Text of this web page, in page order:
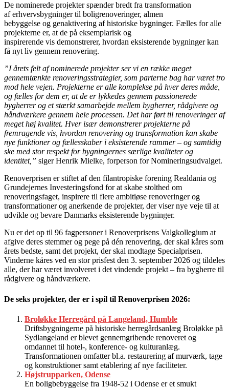
De nominerede projekter spænder bredt fra transformation
af erhvervsbygninger til boligrenoveringer, almen
bebyggelse og genaktivering af historiske bygninger. Fælles for alle
projekterne er, at de på eksemplarisk og
inspirerende vis demonstrerer, hvordan eksisterende bygninger kan
få nyt liv gennem renovering.
”I årets felt af nominerede projekter ser vi en række meget
gennemtænkte renoveringsstrategier, som parterne bag har været tro
mod hele vejen. Projekterne er alle komplekse på hver deres måde,
og fælles for dem er, at de er lykkedes gennem passionerede
bygherrer og et stærkt samarbejde mellem bygherrer, rådgivere og
håndværkere gennem hele processen. Det har ført til renoveringer af
meget høj kvalitet. Hver især demonstrerer projekterne på
fremragende vis, hvordan renovering og transformation kan skabe
nye funktioner og fællesskaber i eksisterende rammer – og samtidig
ske med stor respekt for bygningernes særlige kvaliteter og
identitet,” siger Henrik Mielke, forperson for Nomineringsudvalget.
Renoverprisen er stiftet af den filantropiske forening Realdania og
Grundejernes Investeringsfond for at skabe stolthed om
renoveringsfaget, inspirere til flere ambitiøse renoveringer og
transformationer og anerkende de projekter, der viser nye veje til at
udvikle og bevare Danmarks eksisterende bygninger.
Nu er det op til 96 fagpersoner i Renoverprisens Valgkollegium at
afgive deres stemmer og pege på dén renovering, der skal kåres som
årets bedste, samt det projekt, der skal modtage Specialprisen.
Vinderne kåres ved en stor prisfest den 3. september 2026 og tildeles
alle, der har været involveret i det vindende projekt – fra bygherre til
rådgivere og håndværkere.
De seks projekter, der er i spil til Renoverprisen 2026:
Broløkke Herregård på Langeland, Humble
Driftsbygningerne på historiske herregårdsanlæg Broløkke på
Sydlangeland er blevet gennemgribende renoveret og
omdannet til hotel-, konference- og kulturanlæg.
Transformationen omfatter bl.a. restaurering af murværk, tage
og konstruktioner samt etablering af nye faciliteter.
Højstrupparken, Odense
En boligbebyggelse fra 1948-52 i Odense er et smukt